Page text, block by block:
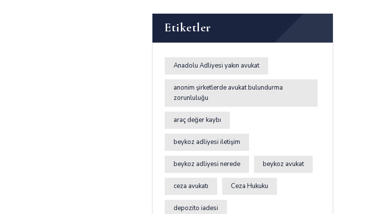
Etiketler
Anadolu Adliyesi yakın avukat
anonim şirketlerde avukat bulundurma
zorunluluğu
araç değer kaybı
beykoz adliyesi iletişim
beykoz adliyesi nerede beykoz avukat
ceza avukatı Ceza Hukuku
depozito iadesi